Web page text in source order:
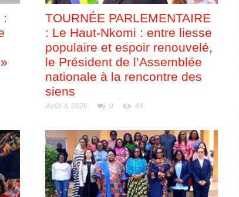
:
TOURNÉE PARLEMENTAIRE
: Le Haut-Nkomi : entre liesse
populaire et espoir renouvelé,
le Président de l’Assemblée
nationale à la rencontre des
siens
Août 4, 2026 0 44